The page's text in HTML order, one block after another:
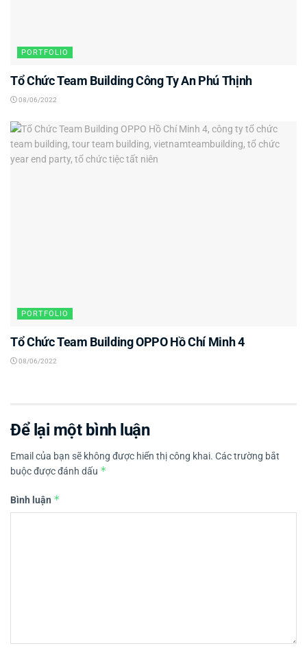
PORTFOLIO
Tổ Chức Team Building Công Ty An Phú Thịnh
08/06/2022
PORTFOLIO
Tổ Chức Team Building OPPO Hồ Chí Minh 4
08/06/2022
Để lại một bình luận
Email của bạn sẽ không được hiển thị công khai. Các trường bắt
buộc được đánh dấu *
Bình luận *